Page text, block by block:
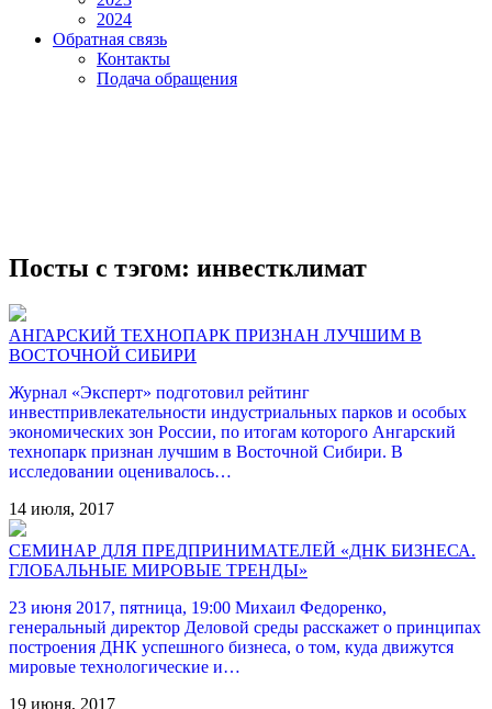
2024
Обратная связь
Контакты
Подача обращения
Посты с тэгом: инвестклимат
АНГАРСКИЙ ТЕХНОПАРК ПРИЗНАН ЛУЧШИМ В
ВОСТОЧНОЙ СИБИРИ
Журнал «Эксперт» подготовил рейтинг
инвестпривлекательности индустриальных парков и особых
экономических зон России, по итогам которого Ангарский
технопарк признан лучшим в Восточной Сибири. В
исследовании оценивалось…
14 июля, 2017
CЕМИНАР ДЛЯ ПРЕДПРИНИМАТЕЛЕЙ «ДНК БИЗНЕСА.
ГЛОБАЛЬНЫЕ МИРОВЫЕ ТРЕНДЫ»
23 июня 2017, пятница, 19:00 Михаил Федоренко,
генеральный директор Деловой среды расскажет о принципах
построения ДНК успешного бизнеса, о том, куда движутся
мировые технологические и…
19 июня, 2017